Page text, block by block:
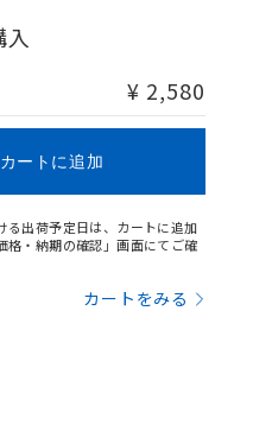
¥ 2,580
カートに追加
る出荷予定日は、カートに追加
格・納期の確認」画面にてご確
カートをみる